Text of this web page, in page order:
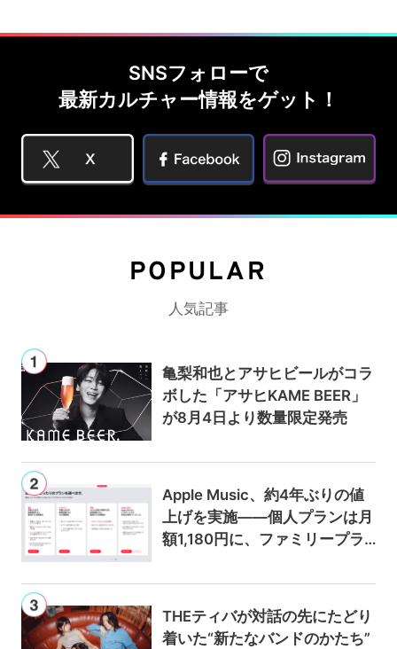
SNSフォローで
最新カルチャー情報をゲット！
POPULAR
人気記事
亀梨和也とアサヒビールがコラ
ボした「アサヒKAME BEER」
が8月4日より数量限定発売
Apple Music、約4年ぶりの値
上げを実施——個人プランは月
額1,180円に、ファミリープラ
THEティバが対話の先にたどり
着いた“新たなバンドのかたち”